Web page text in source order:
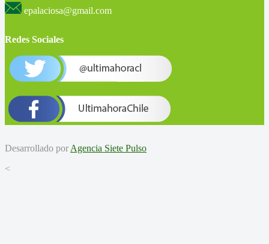
epalaciosa@gmail.com
Redes Sociales
Desarrollado por Agencia Siete Pulso
<